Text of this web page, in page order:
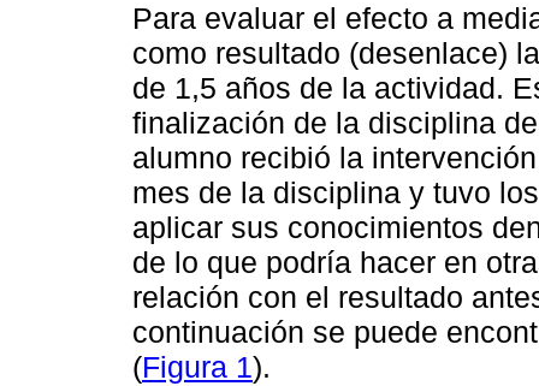
Para evaluar el efecto a
como resultado (desenlace)
de 1,5 años de la actividad.
finalización de la disciplina
alumno recibió la
mes de la disciplina y tuvo
aplicar sus conocimientos
de lo que podría hacer en
relación con el resultado
continuación se puede
(Figura 1).